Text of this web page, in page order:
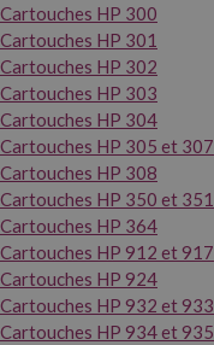
Cartouches HP 300
Cartouches HP 301
Cartouches HP 302
Cartouches HP 303
Cartouches HP 304
Cartouches HP 305 et 307
Cartouches HP 308
Cartouches HP 350 et 351
Cartouches HP 364
Cartouches HP 912 et 917
Cartouches HP 924
Cartouches HP 932 et 933
Cartouches HP 934 et 935